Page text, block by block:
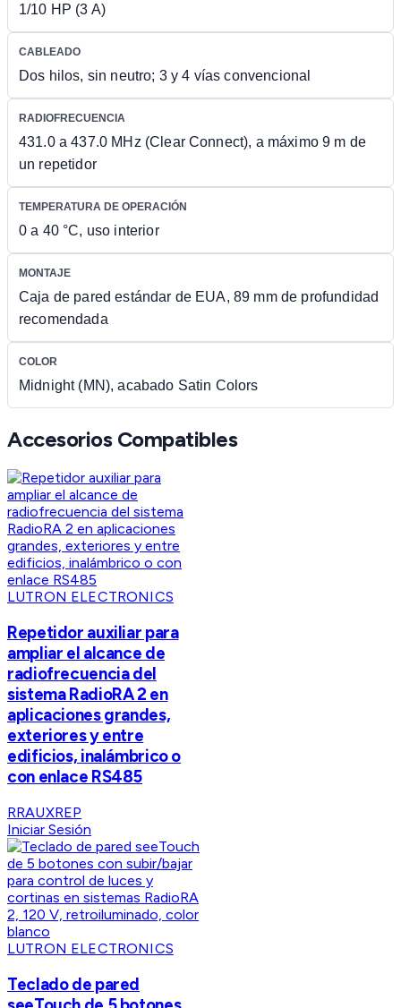
1/10 HP (3 A)
CABLEADO
Dos hilos, sin neutro; 3 y 4 vías convencional
RADIOFRECUENCIA
431.0 a 437.0 MHz (Clear Connect), a máximo 9 m de
un repetidor
TEMPERATURA DE OPERACIÓN
0 a 40 °C, uso interior
MONTAJE
Caja de pared estándar de EUA, 89 mm de profundidad
recomendada
COLOR
Midnight (MN), acabado Satin Colors
Accesorios Compatibles
LUTRON ELECTRONICS
Repetidor auxiliar para
ampliar el alcance de
radiofrecuencia del
sistema RadioRA 2 en
aplicaciones grandes,
exteriores y entre
edificios, inalámbrico o
con enlace RS485
RRAUXREP
Iniciar Sesión
LUTRON ELECTRONICS
Teclado de pared